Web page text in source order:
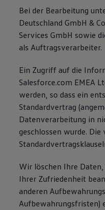
Bei der Bearbeitung
Deutschland GmbH &
Services GmbH sowie
als Auftragsverarbeiter.
Ein Zugriff auf die
Salesforce.com EMEA
werden, so dass ein
Standardvertrag
Datenverarbeitung in
geschlossen wurde.
Wir löschen Ihre
Ihrer Zufriedenheit
anderen
Aufbewahrungsfristen)